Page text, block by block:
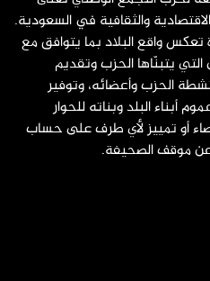
والثقافية في السعودية.
واقع البلاد بما يتوافق مع
يتبنّاها الحزب وتقديم
الحزب وأعضائه، وتوفير
البلد وبناته للحوار
أو تمييز لأي طرف على حساب
عن موقف الصحيفة.